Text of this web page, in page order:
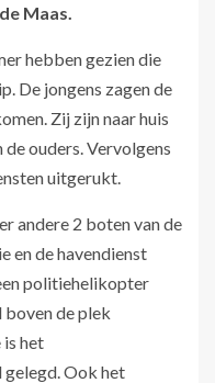
Maas.
hebben gezien die
De jongens zagen de
Zij zijn naar huis
ouders. Vervolgens
uitgerukt.
andere 2 boten van de
en de havendienst
politiehelikopter
de plek
is het
Ook het